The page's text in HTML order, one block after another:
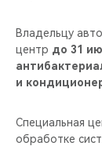
Владельцу
центр до 31
и
Специальная
обработке